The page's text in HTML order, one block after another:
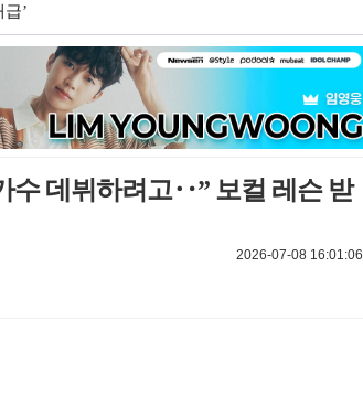
’
수 데뷔하려고‥” 보컬 레슨 받
2026-07-08 16:01:06